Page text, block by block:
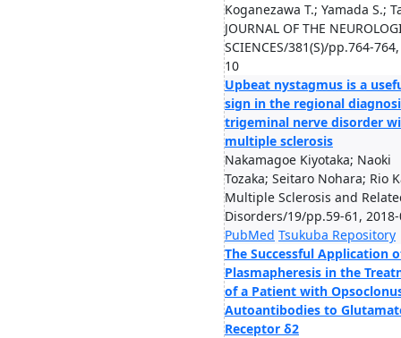
Koganezawa T.; Yamada S.;
JOURNAL OF THE
SCIENCES/381(S)/pp.764-
10
Upbeat nystagmus is a
sign in the regional
trigeminal nerve disorder
multiple sclerosis
Nakamagoe Kiyotaka; Naoki
Tozaka; Seitaro Nohara; Rio
Multiple Sclerosis and
Disorders/19/pp.59-61,
PubMed Tsukuba Repository
The Successful Application
Plasmapheresis in the
of a Patient with
Autoantibodies to
Receptor δ2